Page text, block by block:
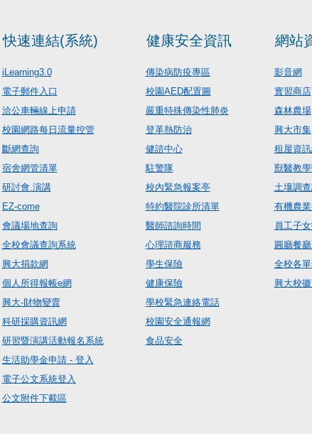
快速連結(系統)
iLearning3.0
電子郵件入口
洽公車輛線上申請
校園網路每日流量控管
斷網查詢
宿舍網管清單
研討會.演講
EZ-come
會議場地查詢
全校會議查詢系統
興大捐款網
個人所得報帳e網
興大-財物變賣
科研採購資訊網
研習暨演講活動報名系統
生活助學金申請 - 登入
電子公文系統登入
公文附件下載區
健康安全資訊
傳染病防疫專區
校園AED配置圖
嚴重特殊傳染性肺炎
登革熱防治
健諮中心
駐警隊
校內緊急報案亭
特約醫院診所清單
醫師諮詢時間
心理諮商服務
學生保險
健康保險
學校緊急連絡電話
校園安全通報網
食品安全
網站
影音網
實習商店
森林農場
興大市集
租屋資
獸醫教
土壤調
有機農
員工子
圓廳餐
全校各
興大校